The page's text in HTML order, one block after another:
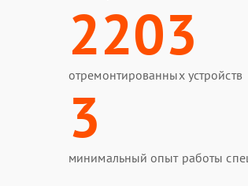
2203
отремонтированных устройств
3
минимальный опыт работы